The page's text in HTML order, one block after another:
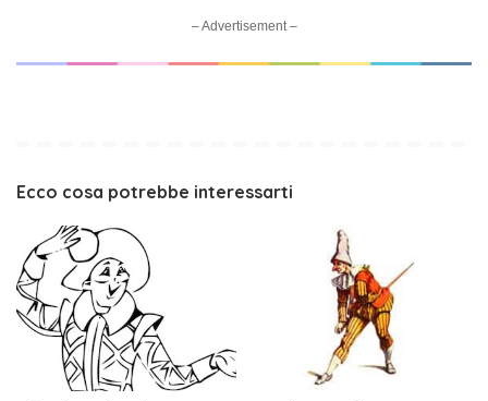
– Advertisement –
Ecco cosa potrebbe interessarti